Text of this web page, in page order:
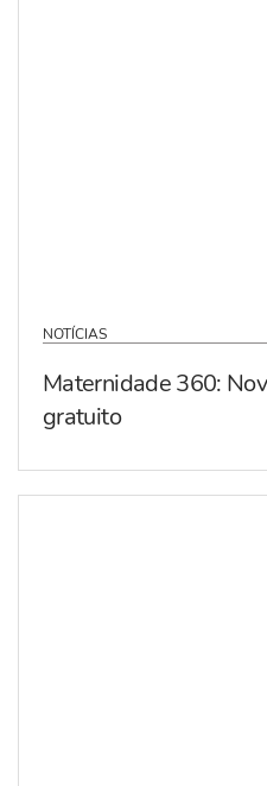
NOTÍCIAS
Maternidade 360:
gratuito